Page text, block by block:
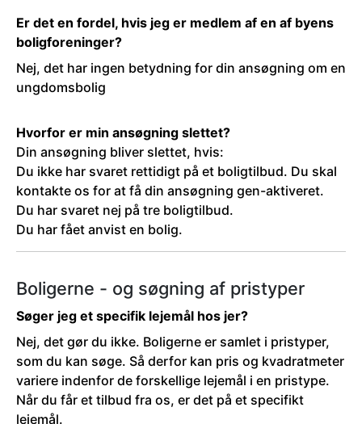
Er det en fordel, hvis jeg er medlem af en af byens
boligforeninger?
Nej, det har ingen betydning for din ansøgning om en
ungdomsbolig
Hvorfor er min ansøgning slettet?
Din ansøgning bliver slettet, hvis:
Du ikke har svaret rettidigt på et boligtilbud. Du skal
kontakte os for at få din ansøgning gen-aktiveret.
Du har svaret nej på tre boligtilbud.
Du har fået anvist en bolig.
Boligerne - og søgning af pristyper
Søger jeg et specifik lejemål hos jer?
Nej, det gør du ikke. Boligerne er samlet i pristyper,
som du kan søge. Så derfor kan pris og kvadratmeter
variere indenfor de forskellige lejemål i en pristype.
Når du får et tilbud fra os, er det på et specifikt
lejemål.